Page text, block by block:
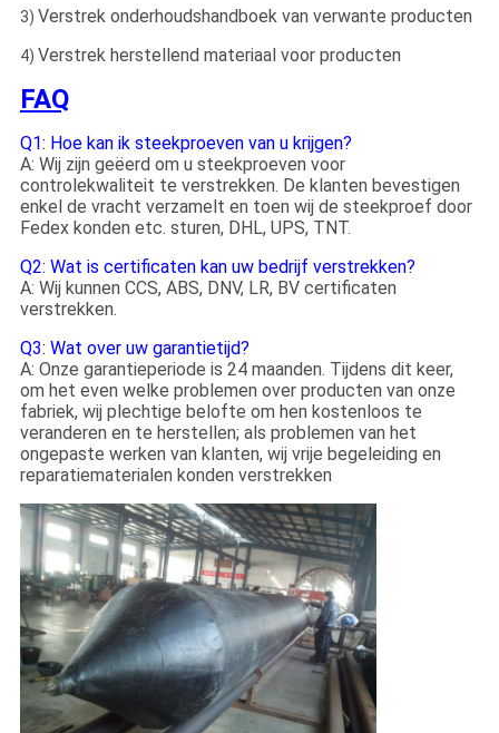
3) Verstrek onderhoudshandboek van verwante producten
4) Verstrek herstellend materiaal voor producten
FAQ
Q1: Hoe kan ik steekproeven van u krijgen?
A: Wij zijn geëerd om u steekproeven voor
controlekwaliteit te verstrekken. De klanten bevestigen
enkel de vracht verzamelt en toen wij de steekproef door
Fedex konden etc. sturen, DHL, UPS, TNT.
Q2: Wat is certificaten kan uw bedrijf verstrekken?
A: Wij kunnen CCS, ABS, DNV, LR, BV certificaten
verstrekken.
Q3: Wat over uw garantietijd?
A: Onze garantieperiode is 24 maanden. Tijdens dit keer,
om het even welke problemen over producten van onze
fabriek, wij plechtige belofte om hen kostenloos te
veranderen en te herstellen; als problemen van het
ongepaste werken van klanten, wij vrije begeleiding en
reparatiematerialen konden verstrekken